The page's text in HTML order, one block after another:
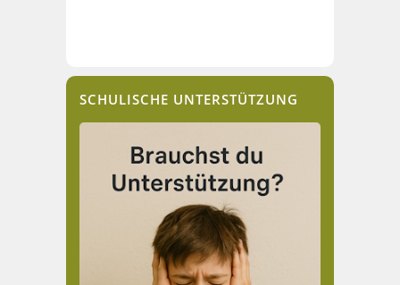
SCHULISCHE UNTERSTÜTZUNG